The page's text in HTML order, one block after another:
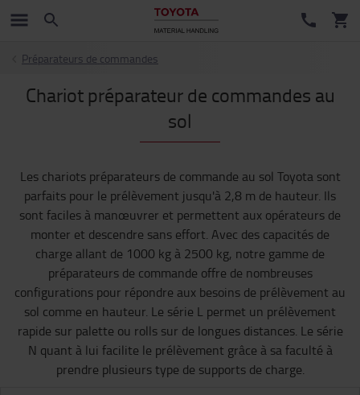
Préparateurs de commandes
Chariot préparateur de commandes au
sol
Les chariots préparateurs de commande au sol Toyota sont
parfaits pour le prélèvement jusqu'à 2,8 m de hauteur. Ils
sont faciles à manœuvrer et permettent aux opérateurs de
monter et descendre sans effort. Avec des capacités de
charge allant de 1000 kg à 2500 kg, notre gamme de
préparateurs de commande offre de nombreuses
configurations pour répondre aux besoins de prélèvement au
sol comme en hauteur. Le série L permet un prélèvement
rapide sur palette ou rolls sur de longues distances. Le série
N quant à lui facilite le prélèvement grâce à sa faculté à
prendre plusieurs type de supports de charge.